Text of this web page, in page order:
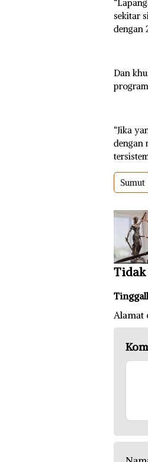
sekitar
dengan
Dan
“Jika
dengan
Sumut
Tidak
Alamat